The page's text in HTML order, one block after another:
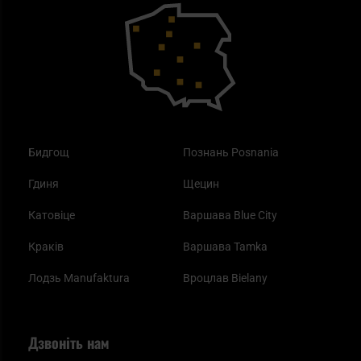
Бидгощ
Гдиня
Катовіце
Краків
Лодзь Manufaktura
Познань Posnania
Щецин
Варшава Blue City
Варшава Tamka
Вроцлав Bielany
Як працює маска від смогу?
Найкращі спальні мішки на осінь
Дзвоніть нам